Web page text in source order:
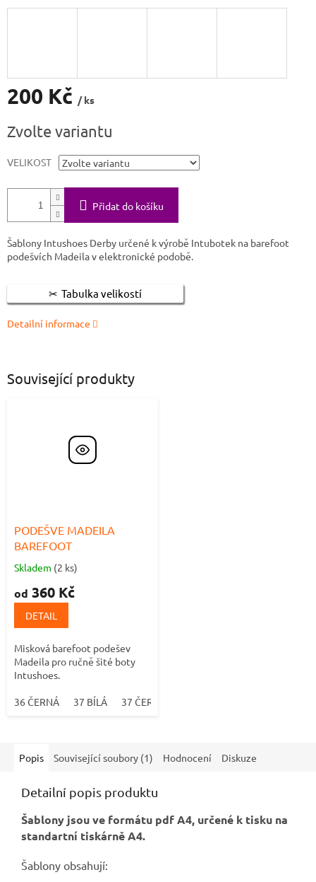
200 Kč / ks
cena:
Zvolte variantu
VELIKOST
Přidat do košíku
Šablony Intushoes Derby určené k výrobě Intubotek na barefoot
podešvích Madeila v elektronické podobě.
Tabulka velikostí
Detailní informace
Související produkty
PODEŠVE MADEILA
BAREFOOT
Průměrné
produktu
5,0
5
hvězdiček.
Skladem (2 ks)
od 360 Kč
DETAIL
Misková barefoot podešev
Madeila pro ručně šité boty
Intushoes.
36 ČERNÁ 37 BÍLÁ 37 ČERNÁ
Popis Související soubory (1) Hodnocení Diskuze
Detailní popis produktu
Šablony jsou ve formátu pdf A4, určené k tisku na
standartní tiskárně A4.
Šablony obsahují: